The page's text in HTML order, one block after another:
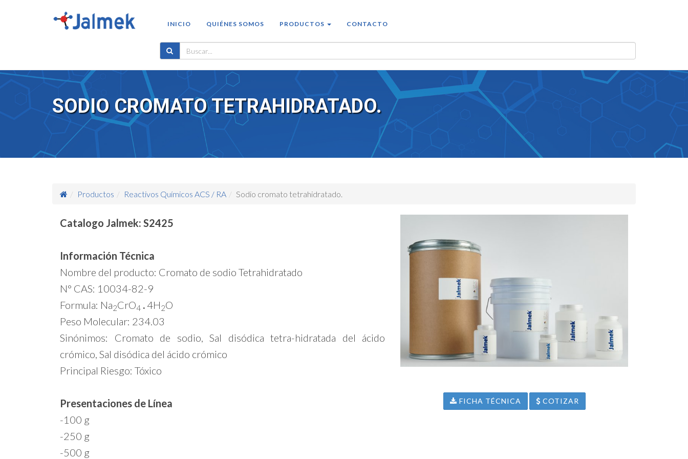
INICIO QUIÉNES SOMOS PRODUCTOS CONTACTO
SODIO CROMATO TETRAHIDRATADO.
Productos Reactivos Químicos ACS / RA Sodio cromato tetrahidratado.
Catalogo Jalmek: S2425
Información Técnica
Nombre del producto: Cromato de sodio Tetrahidratado
N° CAS: 10034-82-9
Formula: Na2CrO4 . 4H2O
Peso Molecular: 234.03
Sinónimos: Cromato de sodio, Sal disódica tetra-hidratada del ácido
crómico, Sal disódica del ácido crómico
Principal Riesgo: Tóxico
Presentaciones de Línea
-100 g
-250 g
-500 g
FICHA TÉCNICA COTIZAR